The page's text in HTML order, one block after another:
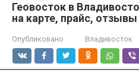
Геовосток в
на карте, прайс, отзывы
Опубликовано: Владивосток